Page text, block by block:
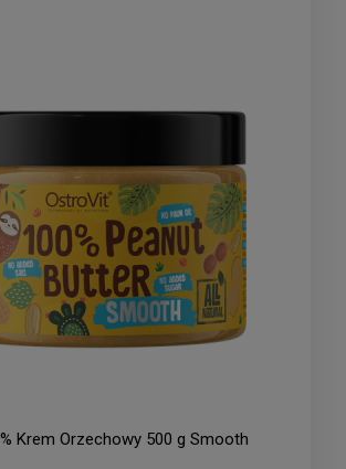
Krem Orzechowy 500 g Smooth